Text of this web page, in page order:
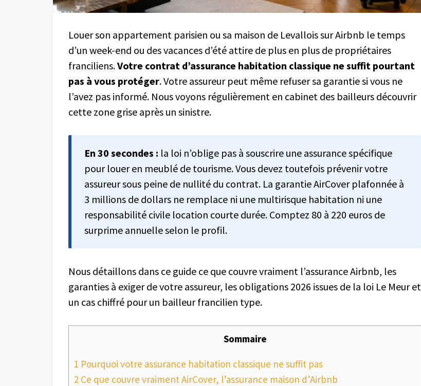
Louer son appartement parisien ou sa maison de Levallois sur Airbnb le temps
d’un week-end ou des vacances d’été attire de plus en plus de propriétaires
franciliens.Votre contrat d’assurance habitation classique ne suffit pourtant
pas à vous protéger. Votre assureur peut même refuser sa garantie si vous ne
l’avez pas informé. Nous voyons régulièrement en cabinet des bailleurs découvrir
cette zone grise après un sinistre.
En 30 secondes : la loi n’oblige pas à souscrire une assurance spécifique
pour louer en meublé de tourisme. Vous devez toutefois prévenir votre
assureur sous peine de nullité du contrat. La garantie AirCover plafonnée à
3 millions de dollars ne remplace ni une multirisque habitation ni une
responsabilité civile location courte durée. Comptez 80 à 220 euros de
surprime annuelle selon le profil.
Nous détaillons dans ce guide ce que couvre vraiment l’assurance Airbnb, les
garanties à exiger de votre assureur, les obligations 2026 issues de la loi Le Meur et
un cas chiffré pour un bailleur francilien type.
Sommaire
1 Pourquoi votre assurance habitation classique ne suffit pas
2 Ce que couvre vraiment AirCover, l’assurance maison d’Airbnb